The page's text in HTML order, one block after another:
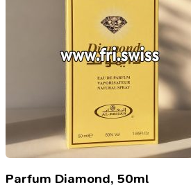
Parfum Diamond, 50ml